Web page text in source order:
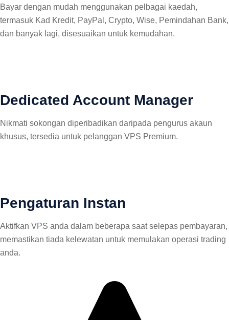
Bayar dengan mudah menggunakan pelbagai kaedah,
termasuk Kad Kredit, PayPal, Crypto, Wise, Pemindahan Bank,
dan banyak lagi, disesuaikan untuk kemudahan.
Dedicated Account Manager
Nikmati sokongan diperibadikan daripada pengurus akaun
khusus, tersedia untuk pelanggan VPS Premium.
Pengaturan Instan
Aktifkan VPS anda dalam beberapa saat selepas pembayaran,
memastikan tiada kelewatan untuk memulakan operasi trading
anda.